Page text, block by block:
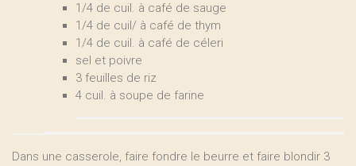
1/4 de cuil. à café de sauge
1/4 de cuil/ à café de thym
1/4 de cuil. à café de céleri
sel et poivre
3 feuilles de riz
4 cuil. à soupe de farine
Dans une casserole, faire fondre le beurre et faire blondir 3